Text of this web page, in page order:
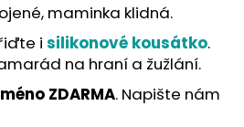
maminka klidná.
i silikonové kousátko.
na hraní a žužlání.
ZDARMA. Napište nám